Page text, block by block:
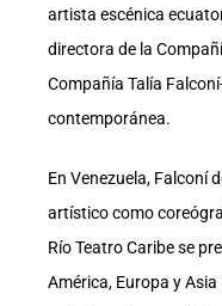
artista escénica
directora de la
Compañía Talía
contemporánea.
En Venezuela, Falconí
artístico como
Río Teatro Caribe se
América, Europa y